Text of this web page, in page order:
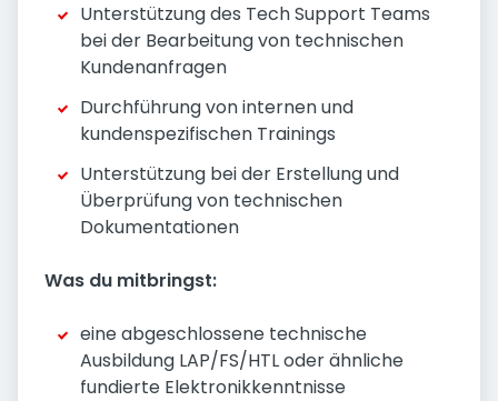
Unterstützung des Tech Support Teams
bei der Bearbeitung von technischen
Kundenanfragen
Durchführung von internen und
kundenspezifischen Trainings
Unterstützung bei der Erstellung und
Überprüfung von technischen
Dokumentationen
Was du mitbringst:
eine abgeschlossene technische
Ausbildung LAP/FS/HTL oder ähnliche
fundierte Elektronikkenntnisse